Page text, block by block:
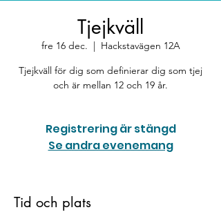
Tjejkväll
fre 16 dec.
  |
Hackstavägen 12A
Tjejkväll för dig som definierar dig som tjej
och är mellan 12 och 19 år.
Registrering är stängd
Se andra evenemang
Tid och plats